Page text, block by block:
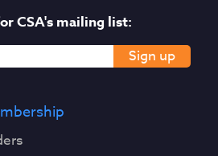
CSA's mailing list:
Sign up